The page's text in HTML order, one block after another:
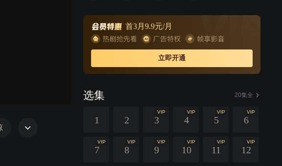
首3月9.9元/月
立即开通
选集 20集全
1 2
VIP
3
VIP
4
VIP
5
VIP
6
VIP
7
VIP
8
VIP
9
VIP
10
VIP
11
VIP
12